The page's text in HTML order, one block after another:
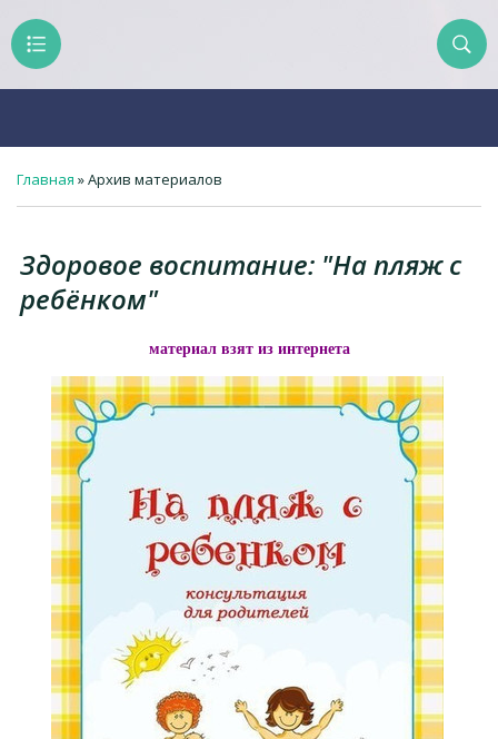
Главная »Архив материалов
Здоровое воспитание: "На пляж с
ребёнком"
материал взят из интернета